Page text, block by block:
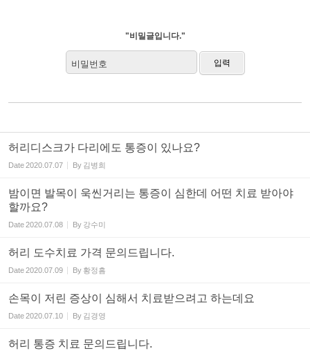
"비밀글입니다."
비밀번호
허리디스크가 다리에도 통증이 있나요?
Date2020.07.07 By 김병희
밤이면 발목이 욱씬거리는 통증이 심한데 어떤 치료 받아야
할까요?
Date2020.07.08 By 강수미
허리 도수치료 가격 문의드립니다.
Date2020.07.09 By 황정흠
손목이 저린 증상이 심해서 치료받으려고 하는데요
Date2020.07.10 By 김경영
허리 통증 치료 문의드립니다.